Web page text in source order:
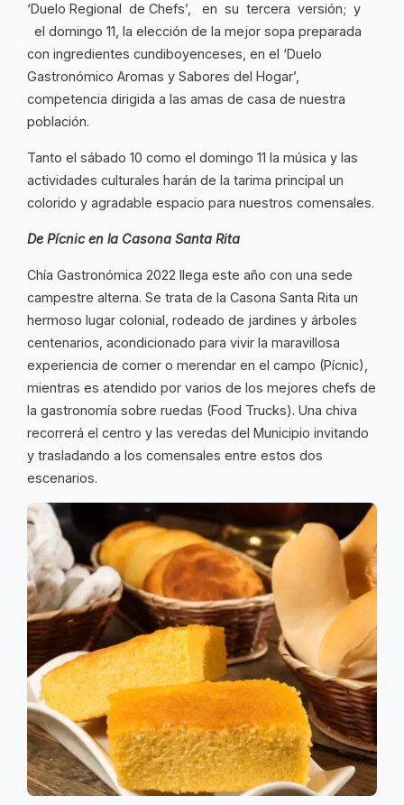
‘Duelo Regional de Chefs’, en su tercera versión; y
el domingo 11, la elección de la mejor sopa preparada
con ingredientes cundiboyenceses, en el ‘Duelo
Gastronómico Aromas y Sabores del Hogar’,
competencia dirigida a las amas de casa de nuestra
población.
Tanto el sábado 10 como el domingo 11 la música y las
actividades culturales harán de la tarima principal un
colorido y agradable espacio para nuestros comensales.
De Pícnic en la Casona Santa Rita
Chía Gastronómica 2022 llega este año con una sede
campestre alterna. Se trata de la Casona Santa Rita un
hermoso lugar colonial, rodeado de jardines y árboles
centenarios, acondicionado para vivir la maravillosa
experiencia de comer o merendar en el campo (Pícnic),
mientras es atendido por varios de los mejores chefs de
la gastronomía sobre ruedas (Food Trucks). Una chiva
recorrerá el centro y las veredas del Municipio invitando
y trasladando a los comensales entre estos dos
escenarios.